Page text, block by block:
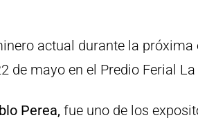
actual durante la
de mayo en el Predio Ferial
Perea, fue uno de los